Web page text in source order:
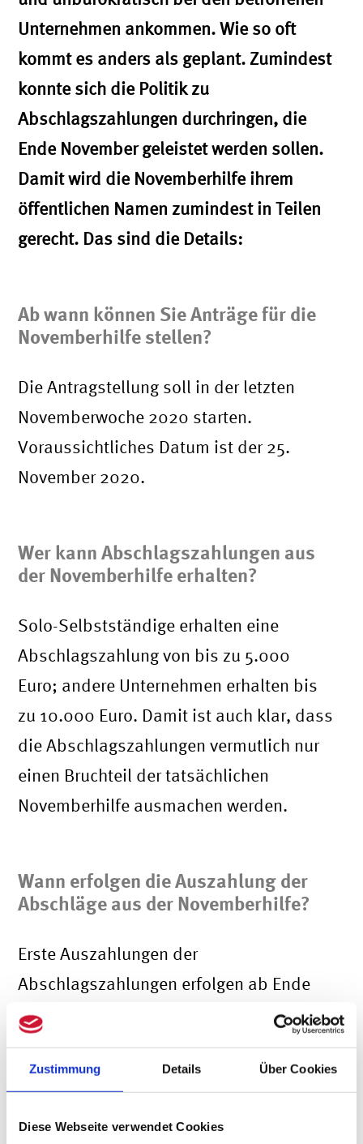
Zustimmung Details Über Cookies
Diese Webseite verwendet Cookies
Unternehmen ankommen. Wie so oft
kommt es anders als geplant. Zumindest
konnte sich die Politik zu
Abschlagszahlungen durchringen, die
Ende November geleistet werden sollen.
Damit wird die Novemberhilfe ihrem
öffentlichen Namen zumindest in Teilen
gerecht. Das sind die Details:
Ab wann können Sie Anträge für die
Novemberhilfe stellen?
Die Antragstellung soll in der letzten
Novemberwoche 2020 starten.
Voraussichtliches Datum ist der 25.
November 2020.
Wer kann Abschlagszahlungen aus
der Novemberhilfe erhalten?
Solo-Selbstständige erhalten eine
Abschlagszahlung von bis zu 5.000
Euro; andere Unternehmen erhalten bis
zu 10.000 Euro. Damit ist auch klar, dass
die Abschlagszahlungen vermutlich nur
einen Bruchteil der tatsächlichen
Novemberhilfe ausmachen werden.
Wann erfolgen die Auszahlung der
Abschläge aus der Novemberhilfe?
Erste Auszahlungen der
Abschlagszahlungen erfolgen ab Ende
November 2020. Wann die regulären,
also vollständigen Auszahlungen
erfolgen werden, ist noch immer
Verfahren der regulären Auszahlung